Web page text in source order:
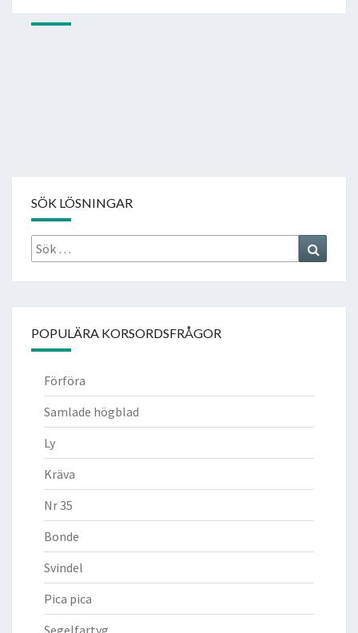
SÖK LÖSNINGAR
Sök
efter:
POPULÄRA KORSORDSFRÅGOR
Förföra
Samlade högblad
Ly
Kräva
Nr 35
Bonde
Svindel
Pica pica
Segelfartyg